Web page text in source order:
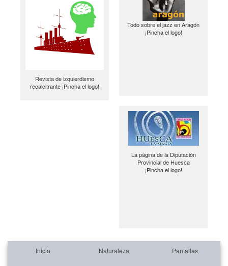
Revista de izquierdismo
recalcitrante ¡Pincha el logo!
Todo sobre el jazz en Aragón
¡Pincha el logo!
La página de la Diputación
Provincial de Huesca
¡Pincha el logo!
Inicio Naturaleza Pantallas